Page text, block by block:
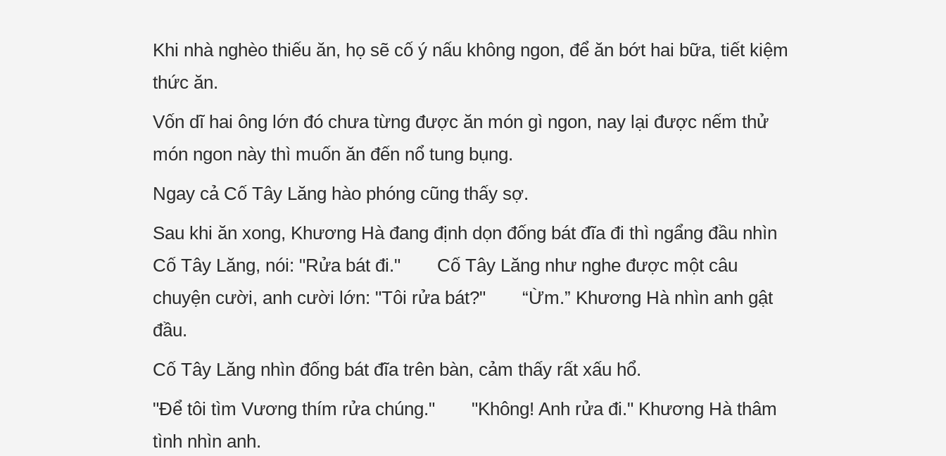
Khi nhà nghèo thiếu ăn, họ sẽ cố ý nấu không ngon, để ăn bớt hai bữa, tiết kiệm
thức ăn.
Vốn dĩ hai ông lớn đó chưa từng được ăn món gì ngon, nay lại được nếm thử
món ngon này thì muốn ăn đến nổ tung bụng.
Ngay cả Cố Tây Lăng hào phóng cũng thấy sợ.
Sau khi ăn xong, Khương Hà đang định dọn đống bát đĩa đi thì ngẩng đầu nhìn
Cố Tây Lăng, nói: "Rửa bát đi." Cố Tây Lăng như nghe được một câu
chuyện cười, anh cười lớn: "Tôi rửa bát?" “Ừm.” Khương Hà nhìn anh gật
đầu.
Cố Tây Lăng nhìn đống bát đĩa trên bàn, cảm thấy rất xấu hổ.
"Để tôi tìm Vương thím rửa chúng." "Không! Anh rửa đi." Khương Hà thâm
tình nhìn anh.